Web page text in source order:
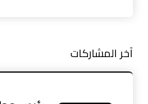
آخر المشاركات